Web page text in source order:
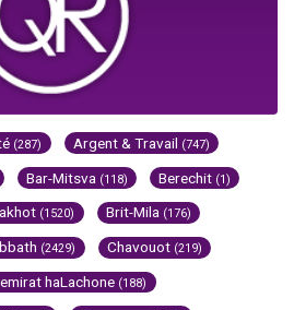
(287) Argent & Travail (747)
Bar-Mitsva (118) Berechit (1)
(1520) Brit-Mila (176)
(2429) Chavouot (219)
haLachone (188)